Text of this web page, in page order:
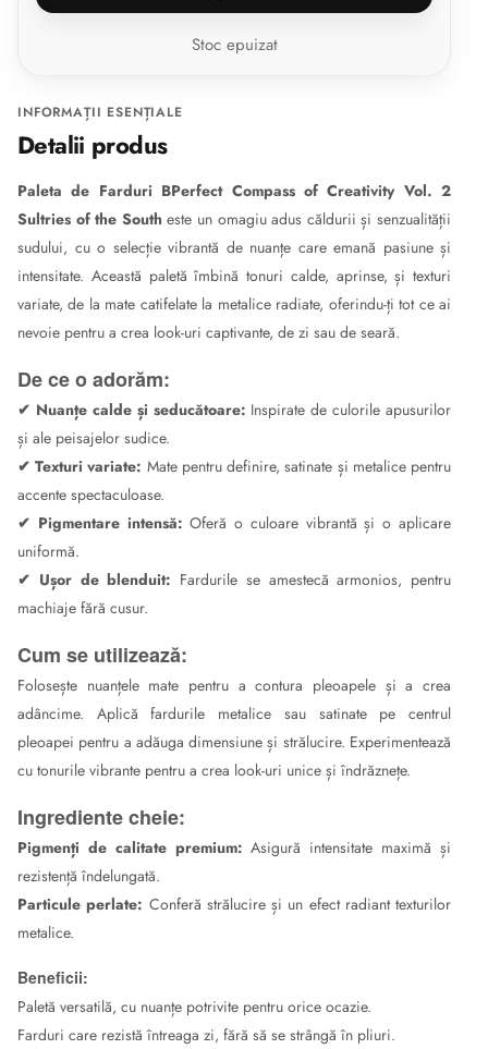
Stoc epuizat
INFORMAȚII ESENȚIALE
Detalii produs
Paleta de Farduri BPerfect Compass of Creativity Vol. 2
Sultries of the South este un omagiu adus căldurii și senzualității
sudului, cu o selecție vibrantă de nuanțe care emană pasiune și
intensitate. Această paletă îmbină tonuri calde, aprinse, și texturi
variate, de la mate catifelate la metalice radiate, oferindu-ți tot ce ai
nevoie pentru a crea look-uri captivante, de zi sau de seară.
De ce o adorăm:
✔ Nuanțe calde și seducătoare: Inspirate de culorile apusurilor
și ale peisajelor sudice.
✔Texturi variate: Mate pentru definire, satinate și metalice pentru
accente spectaculoase.
✔ Pigmentare intensă: Oferă o culoare vibrantă și o aplicare
uniformă.
✔ Ușor de blenduit: Fardurile se amestecă armonios, pentru
machiaje fără cusur.
Cum se utilizează:
Folosește nuanțele mate pentru a contura pleoapele și a crea
adâncime. Aplică fardurile metalice sau satinate pe centrul
pleoapei pentru a adăuga dimensiune și strălucire. Experimentează
cu tonurile vibrante pentru a crea look-uri unice și îndrăznețe.
Ingrediente cheie:
Pigmenți de calitate premium: Asigură intensitate maximă și
rezistență îndelungată.
Particule perlate: Conferă strălucire și un efect radiant texturilor
metalice.
Beneficii:
Paletă versatilă, cu nuanțe potrivite pentru orice ocazie.
Farduri care rezistă întreaga zi, fără să se strângă în pliuri.